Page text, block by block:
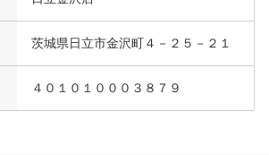
茨城県日立市金沢町４－２５－２１
４０１０１０００３８７９